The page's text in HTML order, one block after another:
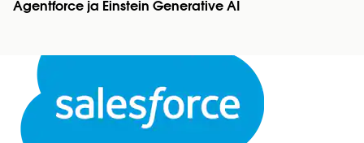
täältä. Vaihda englantiin Ei nyt
Sulje
Agentforce ja Einstein Generative AI